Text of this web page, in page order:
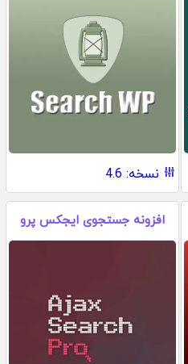
نسخه: 4.6
افزونه جستجوی ایجکس پرو